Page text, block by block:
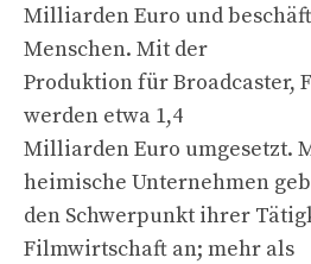
Milliarden Euro und
Menschen. Mit der
Produktion für Broadcaster,
werden etwa 1,4
Milliarden Euro umgesetzt.
heimische Unternehmen
den Schwerpunkt ihrer
Filmwirtschaft an; mehr als